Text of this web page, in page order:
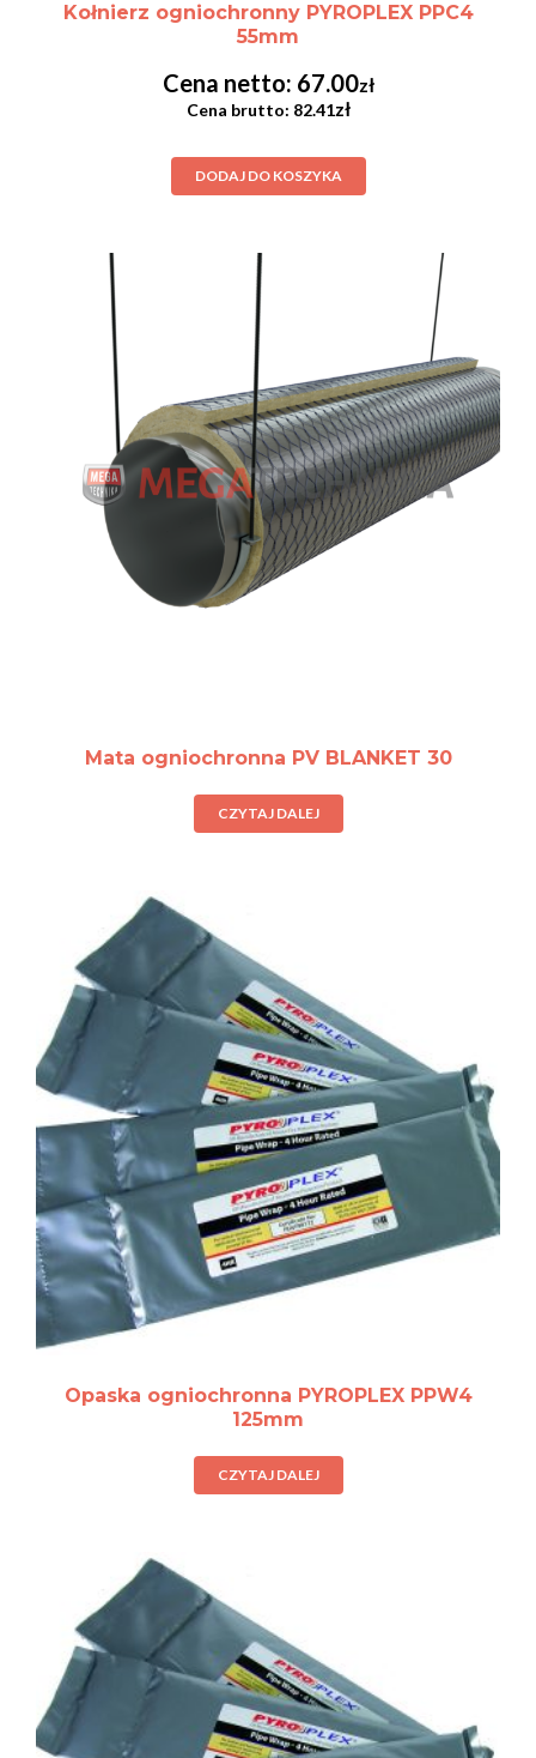
Kołnierz ogniochronny PYROPLEX PPC4
55mm
67.00zł
82.41zł
DODAJ DO KOSZYKA
Mata ogniochronna PV BLANKET 30
CZYTAJ DALEJ
Opaska ogniochronna PYROPLEX PPW4
125mm
CZYTAJ DALEJ